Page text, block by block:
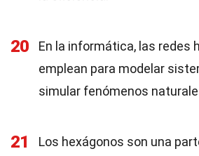
20
En la informática, las redes
emplean para modelar
simular fenómenos
21
Los hexágonos son una